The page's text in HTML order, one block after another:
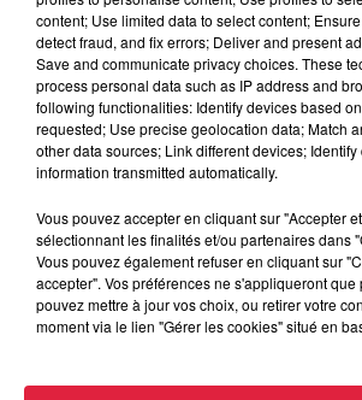
6 août 2026
Tags antisémites à
Catherine
À découvrir également
content; Use limited data to select content;
detect fraud, and fix errors; Deliver and present
Save and communicate privacy choices. These
process personal data such as IP address and
following functionalities: Identify devices based
requested; Use precise geolocation data; Match
other data sources; Link different devices;
information transmitted automatically.
Vous pouvez accepter en cliquant sur "Accepter
sélectionnant les finalités et/ou partenaires dans
Vous pouvez également refuser en cliquant sur
accepter". Vos préférences ne s'appliqueront que
pouvez mettre à jour vos choix, ou retirer votre
moment via le lien "Gérer les cookies" situé en